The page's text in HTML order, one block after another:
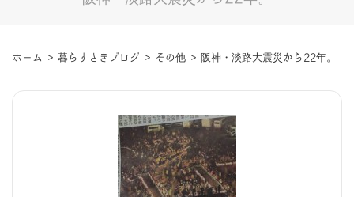
ホーム > 暮らすさきブログ > その他 > 阪神・淡路大震災から22年。